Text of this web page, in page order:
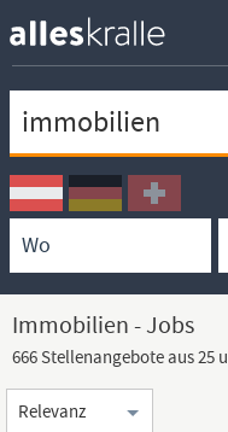
Ortssuche
Umkreissuche
Arbeitsform
Immobilien - Jobs
666 Stellenangebote aus 25
Sortierung